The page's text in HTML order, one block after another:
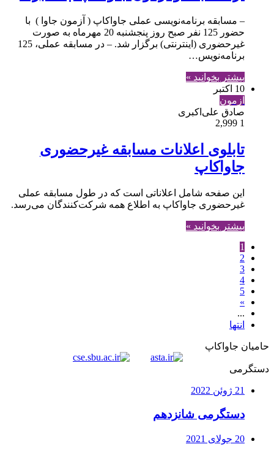
– مسابقه برنامه‌نویسی عملی جاواکاپ ( آزمون جاوا ) با
حضور 125 نفر صبح روز پنجشنبه 20 مهرماه به صورت
غیرحضوری (اینترنتی) برگزار شد. – در مسابقه عملی، 125
برنامه‌نویس…
بیشتر بخوانید »
10 اکتبر
آزمون
صادق علی‌اکبری
1
تابلوی اعلانات مسابقه غیرحضوری
جاواکاپ
این صفحه شامل اعلاناتی است که در طول مسابقه عملی
غیرحضوری جاواکاپ به اطلاع همه شرکت‌کنندگان می‌رسد.
بیشتر بخوانید »
1
2
3
4
5
»
...
انتها
حامیان جاواکاپ
دستگرمی
21 ژوئن 2022
دستگرمی شانزدهم
20 جولای 2021